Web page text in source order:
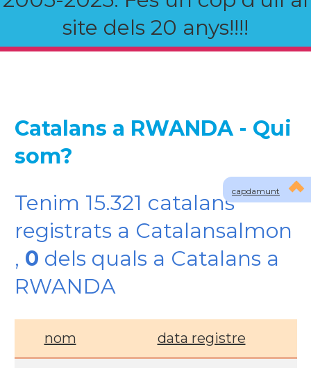
site dels 20 anys!!!!
capdamunt
Catalans a RWANDA - Qui
som?
Tenim 15.321 catalans
registrats a Catalansalmon
, 0 dels quals a Catalans a
RWANDA
nom data registre